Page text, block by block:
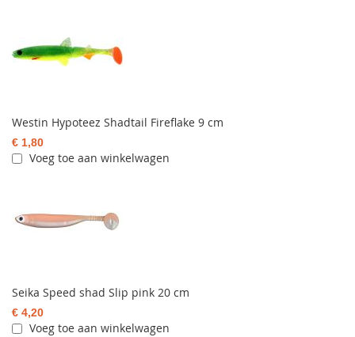
Westin Hypoteez Shadtail Fireflake 9 cm
€ 1,80
Voeg toe aan winkelwagen
Seika Speed shad Slip pink 20 cm
€ 4,20
Voeg toe aan winkelwagen